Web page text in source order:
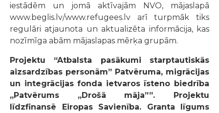
iestādēm un jomā aktīvajām NVO, mājaslapā
www.beglis.lv/www.refugees.lv arī turpmāk tiks
regulāri atjaunota un aktualizēta informācija, kas
nozīmīga abām mājaslapas mērķa grupām.
Projektu “Atbalsta pasākumi starptautiskās
aizsardzības personām” Patvēruma, migrācijas
un integrācijas fonda ietvaros īsteno biedrība
„Patvērums „Drošā māja””. Projektu
līdzfinansē Eiropas Savienība. Granta līgums